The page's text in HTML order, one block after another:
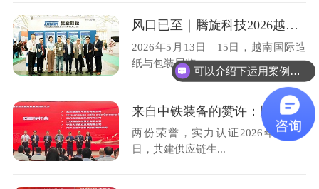
风口已至｜腾旋科技2026越南造纸展圆满收官
2026年5月13日—15日，越南国际造
纸与包装展览...
来自中铁装备的赞许：腾旋科技喜获优秀供应商奖+质量标杆奖
两份荣誉，实力认证2026年4月28
日，共建供应链生...
可以介绍下运用案例么？